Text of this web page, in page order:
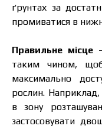
ґрунтах за
промиватися в
Правильне місце
таким чином,
максимально
рослин.
в зону
застосовувати